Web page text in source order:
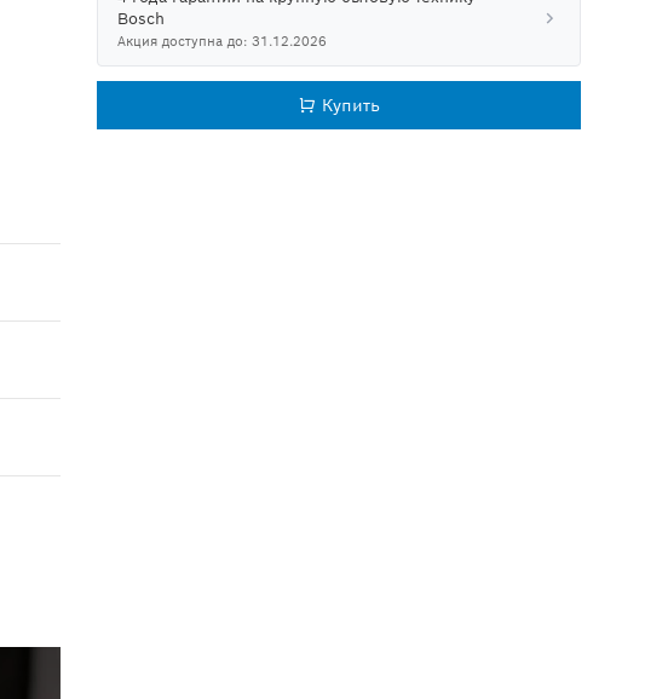
Bosch
Акция доступна до: 31.12.2026
Купить